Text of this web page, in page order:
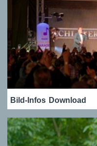
Bild-Infos Download